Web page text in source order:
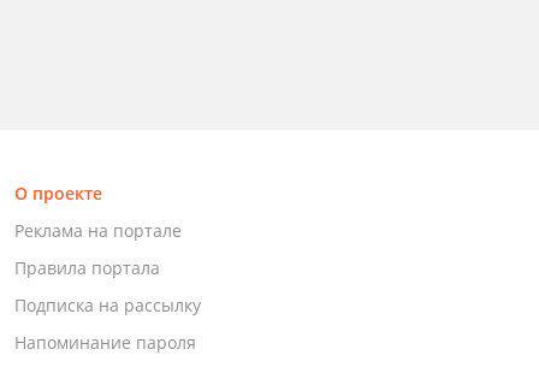
О проекте
Реклама на портале
Правила портала
Подписка на рассылку
Напоминание пароля